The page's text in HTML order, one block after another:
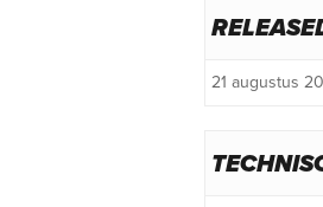
21 augustus